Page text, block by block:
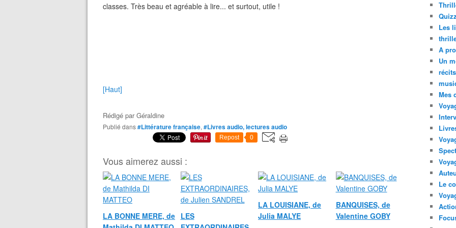
classes. Très beau et agréable à lire... et surtout, utile !
[Haut]
Rédigé parGéraldine
Publié dans#Littérature française, #Livres audio, lectures audio
Repost 0
Vous aimerez aussi :
LA BONNE MERE, de LES
LA LOUISIANE, de
Julia MALYE
BANQUISES, de
Valentine GOBY
Les
A
Un
Mes
Le